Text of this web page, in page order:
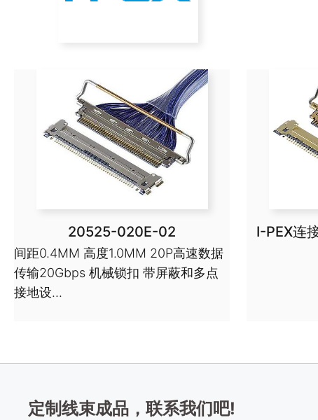
20525-020E-02
间距0.4MM 高度1.0MM 20P高速数据
传输20Gbps 机械锁扣 带屏蔽和多点
接地设...
I-PEX连
定制线束成品，联系我们吧!